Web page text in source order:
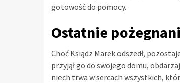
gotowość do pomocy.
Ostatnie
Choć Ksiądz Marek odszedł,
przyjął go do swojego domu,
niech trwa w sercach wszystkich,